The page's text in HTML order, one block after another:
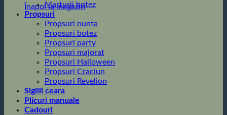
Înapoi la magazin
Marturii botez
Propsuri
Propsuri nunta
Propsuri botez
Propsuri party
Propsuri majorat
Propsuri Halloween
Propsuri Craciun
Propsuri Revelion
Sigilii ceara
Plicuri manuale
Cadouri